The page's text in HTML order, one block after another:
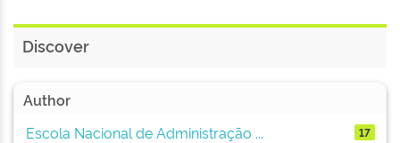
Discover
Author
Escola Nacional de Administração ...
17